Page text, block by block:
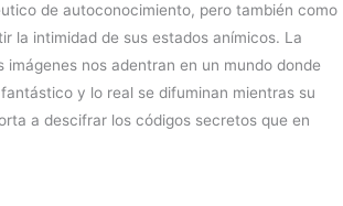
de autoconocimiento, pero también como
la intimidad de sus estados anímicos. La
imágenes nos adentran en un mundo donde
y lo real se difuminan mientras su
a descifrar los códigos secretos que en